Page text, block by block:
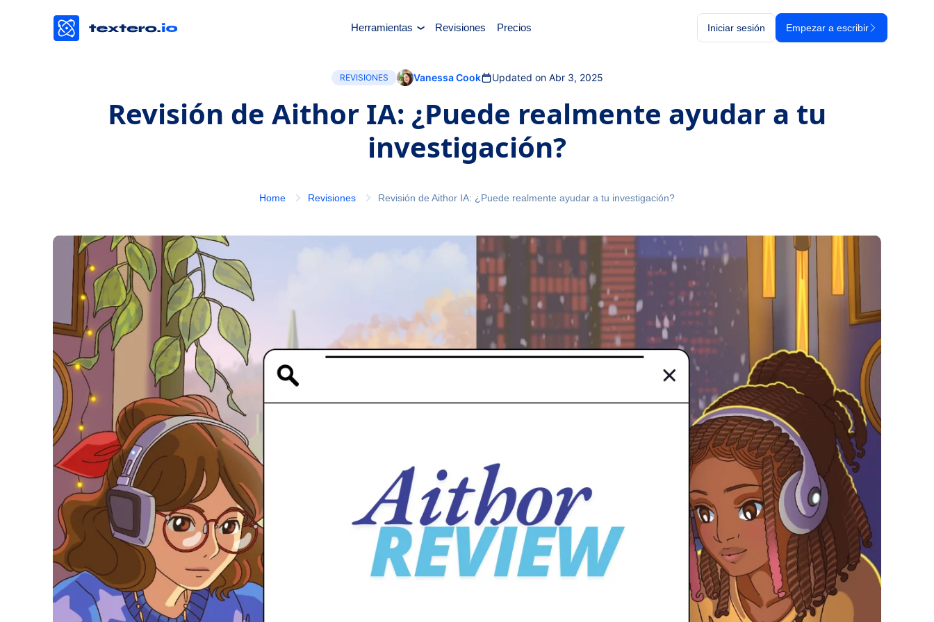
Herramientas Revisiones Precios Iniciar sesión Empezar a escribir
REVISIONES Vanessa Cook Updated on Abr 3, 2025
Revisión de Aithor IA: ¿Puede realmente ayudar a tu
investigación?
Home Revisiones Revisión de Aithor IA: ¿Puede realmente ayudar a tu investigación?